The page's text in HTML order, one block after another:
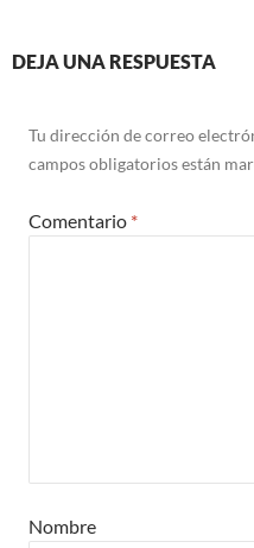
DEJA UNA RESPUESTA
Tu dirección de correo
campos obligatorios están
Comentario *
Nombre